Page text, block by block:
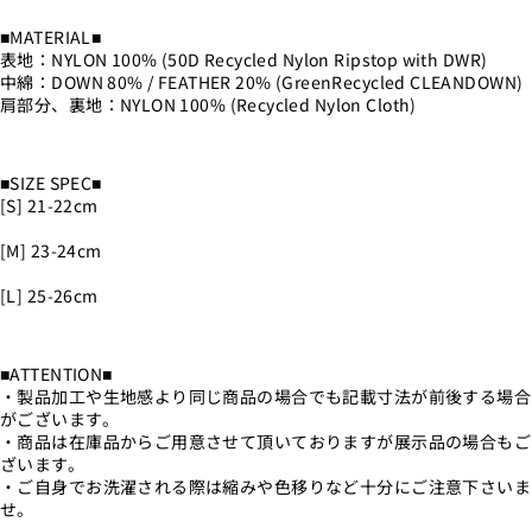
■MATERIAL■
表地：NYLON 100% (50D Recycled Nylon Ripstop with DWR)
中綿：DOWN 80% / FEATHER 20% (GreenRecycled CLEANDOWN)
肩部分、裏地：NYLON 100% (Recycled Nylon Cloth)
■SIZE SPEC■
[S] 21-22cm
[M] 23-24cm
[L] 25-26cm
■ATTENTION■
・製品加工や生地感より同じ商品の場合でも記載寸法が前後する場合
がございます。
・商品は在庫品からご用意させて頂いておりますが展示品の場合もご
ざいます。
・ご自身でお洗濯される際は縮みや色移りなど十分にご注意下さいま
せ。